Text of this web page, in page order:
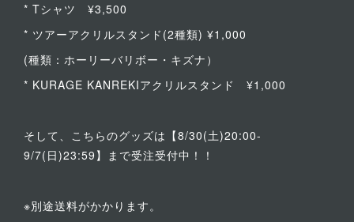
* Tシャツ ¥3,500
* ツアーアクリルスタンド(2種類) ¥1,000
(種類：ホーリーバリボー・キズナ）
* KURAGE KANREKIアクリルスタンド ¥1,000
そして、こちらのグッズは【8/30(土)20:00-
9/7(日)23:59】まで受注受付中！！
※別途送料がかかります。